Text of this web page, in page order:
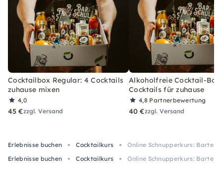
Cocktailbox Regular: 4 Cocktails
zuhause mixen
4,0
45 €zzgl. Versand
Alkoholfreie Cocktail-Box
Cocktails für zuhause
4,8 Partnerbewertung
40 €zzgl. Versand
Erlebnisse buchen Cocktailkurs
Online Schnupperkurs:
Erlebnisse buchen
Cocktailkurs Online Schnupperkurs: